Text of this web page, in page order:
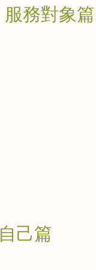
服務對象篇
​自己篇